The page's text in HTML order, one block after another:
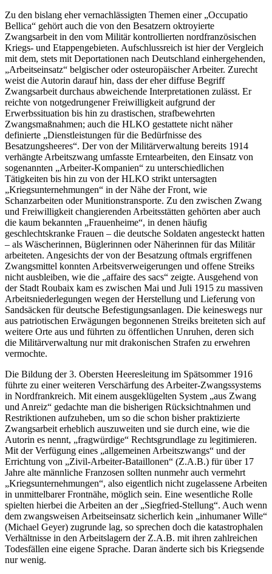
Zu den bislang eher vernachlässigten Themen einer „Occupatio
Bellica“ gehört auch die von den Besatzern oktroyierte
Zwangsarbeit in den vom Militär kontrollierten nordfranzösischen
Kriegs- und Etappengebieten. Aufschlussreich ist hier der Vergleich
mit dem, stets mit Deportationen nach Deutschland einhergehenden,
„Arbeitseinsatz“ belgischer oder osteuropäischer Arbeiter. Zurecht
weist die Autorin darauf hin, dass der eher diffuse Begriff
Zwangsarbeit durchaus abweichende Interpretationen zulässt. Er
reichte von notgedrungener Freiwilligkeit aufgrund der
Erwerbssituation bis hin zu drastischen, strafbewehrten
Zwangsmaßnahmen; auch die HLKO gestattete nicht näher
definierte „Dienstleistungen für die Bedürfnisse des
Besatzungsheeres“. Der von der Militärverwaltung bereits 1914
verhängte Arbeitszwang umfasste Erntearbeiten, den Einsatz von
sogenannten „Arbeiter-Kompanien“ zu unterschiedlichen
Tätigkeiten bis hin zu von der HLKO strikt untersagten
„Kriegsunternehmungen“ in der Nähe der Front, wie
Schanzarbeiten oder Munitionstransporte. Zu den zwischen Zwang
und Freiwilligkeit changierenden Arbeitsstätten gehörten aber auch
die kaum bekannten „Frauenheime“, in denen häufig
geschlechtskranke Frauen – die deutsche Soldaten angesteckt hatten
– als Wäscherinnen, Büglerinnen oder Näherinnen für das Militär
arbeiteten. Angesichts der von der Besatzung oftmals ergriffenen
Zwangsmittel konnten Arbeitsverweigerungen und offene Streiks
nicht ausbleiben, wie die „affaire des sacs“ zeigte. Ausgehend von
der Stadt Roubaix kam es zwischen Mai und Juli 1915 zu massiven
Arbeitsniederlegungen wegen der Herstellung und Lieferung von
Sandsäcken für deutsche Befestigungsanlagen. Die keineswegs nur
aus patriotischen Erwägungen begonnenen Streiks breiteten sich auf
weitere Orte aus und führten zu öffentlichen Unruhen, deren sich
die Militärverwaltung nur mit drakonischen Strafen zu erwehren
vermochte.
Die Bildung der 3. Obersten Heeresleitung im Spätsommer 1916
führte zu einer weiteren Verschärfung des Arbeiter-Zwangssystems
in Nordfrankreich. Mit einem ausgeklügelten System „aus Zwang
und Anreiz“ gedachte man die bisherigen Rücksichtnahmen und
Restriktionen aufzuheben, um so die schon bisher praktizierte
Zwangsarbeit erheblich auszuweiten und sie durch eine, wie die
Autorin es nennt, „fragwürdige“ Rechtsgrundlage zu legitimieren.
Mit der Verfügung eines „allgemeinen Arbeitszwangs“ und der
Errichtung von „Zivil-Arbeiter-Bataillonen“ (Z.A.B.) für über 17
Jahre alte männliche Franzosen sollten nunmehr auch vermehrt
„Kriegsunternehmungen“, also eigentlich nicht zugelassene Arbeiten
in unmittelbarer Frontnähe, möglich sein. Eine wesentliche Rolle
spielten hierbei die Arbeiten an der „Siegfried-Stellung“. Auch wenn
dem zwangsweisen Arbeitseinsatz sicherlich kein „inhumaner Wille“
(Michael Geyer) zugrunde lag, so sprechen doch die katastrophalen
Verhältnisse in den Arbeitslagern der Z.A.B. mit ihren zahlreichen
Todesfällen eine eigene Sprache. Daran änderte sich bis Kriegsende
nur wenig.